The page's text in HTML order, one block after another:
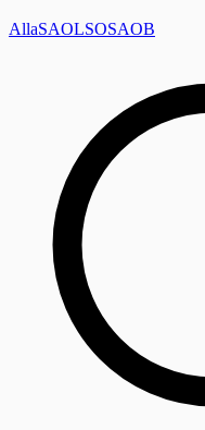
AllaSAOLSOSAOB